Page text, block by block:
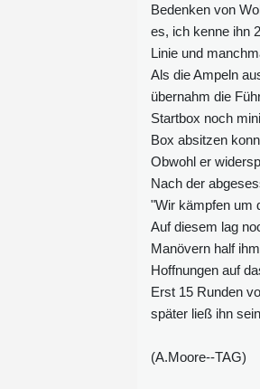
Bedenken von
es, ich kenne ihn
Linie und
Als die Ampeln
übernahm die
Startbox noch
Box absitzen
Obwohl er
Nach der
"Wir kämpfen um
Auf diesem lag
Manövern half
Hoffnungen auf
Erst 15 Runden
später ließ ihn
(A.Moore--TAG)